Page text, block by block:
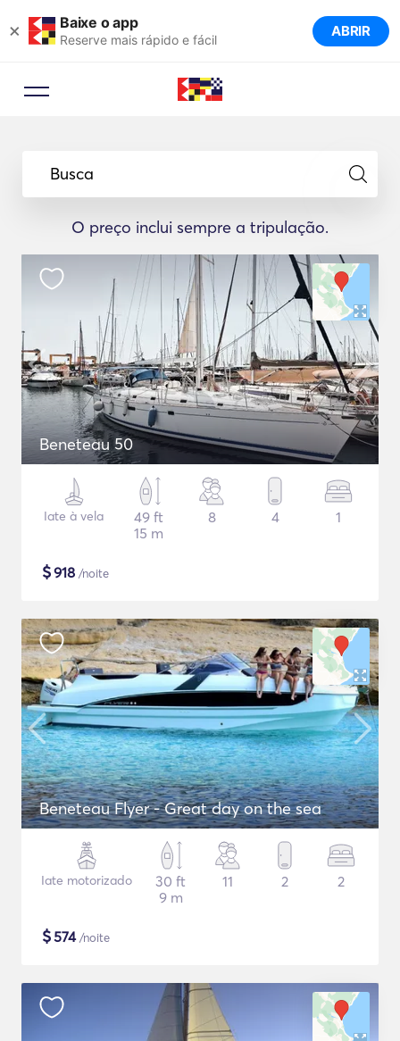
× Baixe o app
Reserve mais rápido e fácil ABRIR
Busca
O preço inclui sempre a tripulação.
Beneteau 50
Iate à vela
49 ft
15 m
8 4 1
$918 /noite
Beneteau Flyer - Great day on the sea
Iate motorizado
30 ft
9 m
11 2 2
$574/noite